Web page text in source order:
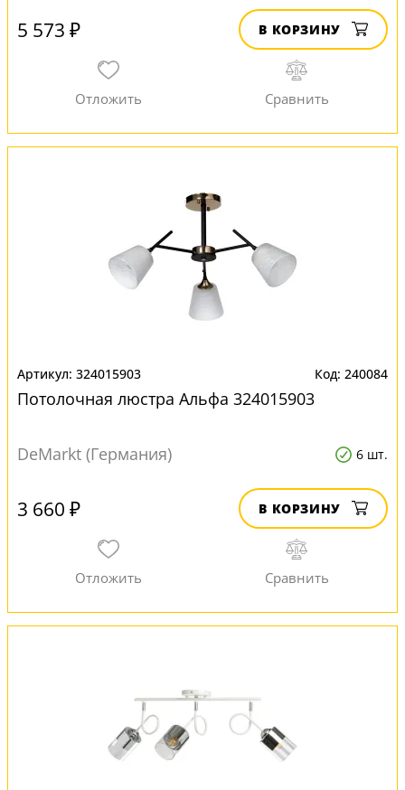
5 573 ₽ В КОРЗИНУ
324015903 240084
Потолочная люстра Альфа 324015903
DeMarkt (Германия) 6 шт.
3 660 ₽ В КОРЗИНУ